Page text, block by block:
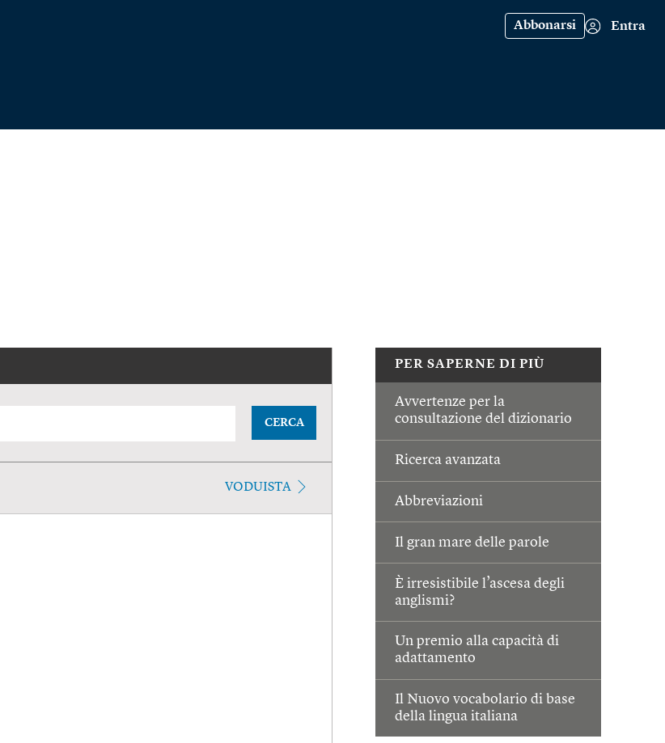
Abbonarsi Entra
PER SAPERNE DI PIÙ
Avvertenze per la
consultazione del dizionario
Ricerca avanzata
Abbreviazioni
Il gran mare delle parole
È irresistibile l’ascesa degli
anglismi?
Un premio alla capacità di
adattamento
Il Nuovo vocabolario di base
della lingua italiana
CERCA
VODUISTA